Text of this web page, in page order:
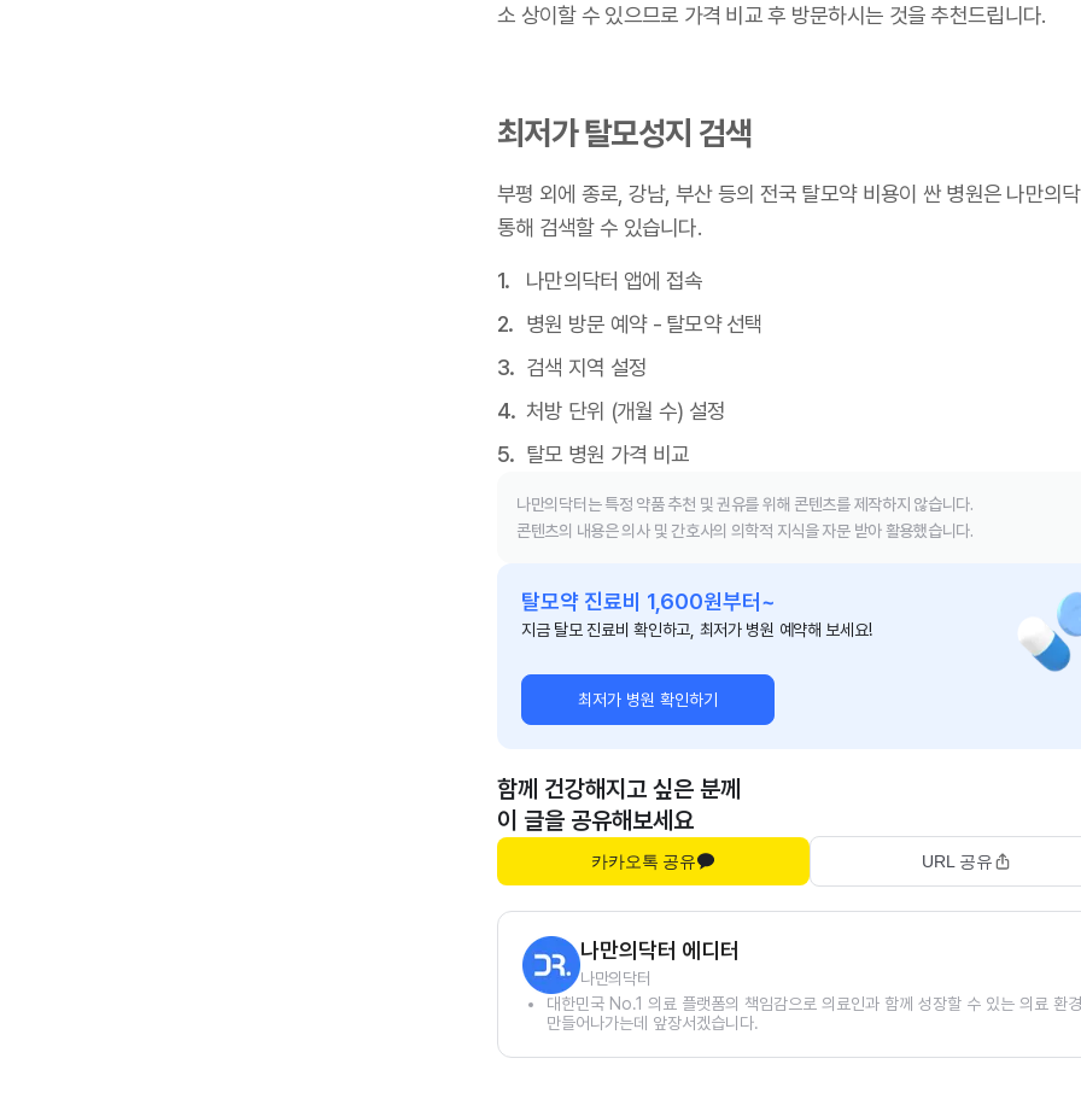
소 상이할 수 있으므로 가격 비교 후 방문하시는 것을 추천드립니다.
최저가 탈모성지 검색
부평 외에 종로, 강남, 부산 등의 전국 탈모약 비용이 싼 병원은 나만의
통해 검색할 수 있습니다.
나만의닥터 앱에 접속
병원 방문 예약 - 탈모약 선택
검색 지역 설정
처방 단위 (개월 수) 설정
탈모 병원 가격 비교
나만의닥터는 특정 약품 추천 및 권유를 위해 콘텐츠를 제작하지 않습니다.
콘텐츠의 내용은 의사 및 간호사의 의학적 지식을 자문 받아 활용했습니다.
탈모약 진료비 1,600원부터~
지금 탈모 진료비 확인하고, 최저가 병원 예약해 보세요!
최저가 병원 확인하기
함께 건강해지고 싶은 분께
이 글을 공유해보세요
카카오톡 공유 URL 공유
나만의닥터 에디터
나만의닥터
대한민국 No.1 의료 플랫폼의 책임감으로 의료인과 함께 성장할 수 있는 의료 환
만들어나가는데 앞장서겠습니다.